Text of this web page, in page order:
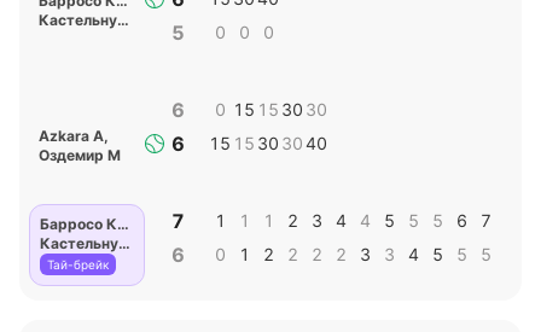
Кастельнуово Л
5
0
0
0
Azkara А,
Оздемир М
6
6
0
15
15
15
15
30
30
30
30
40
Барросо Кампос А
,
Кастельнуово Л
Тай-брейк
7
6
1
0
1
1
1
2
2
2
3
2
4
2
4
3
5
3
5
4
5
5
6
5
7
5